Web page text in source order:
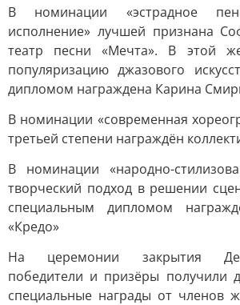
В номинации «эстрадное
исполнение» лучшей признана
театр песни «Мечта». В этой
популяризацию джазового
дипломом награждена Карина
В номинации «современная
третьей степени награждён
В номинации «народно-
творческий подход в решении
специальным дипломом
«Кредо»
На церемонии закрытия
победители и призёры получили
специальные награды от членов